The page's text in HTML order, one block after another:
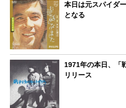
本日は元スパイダ
となる
1971年の本日、「
リリース